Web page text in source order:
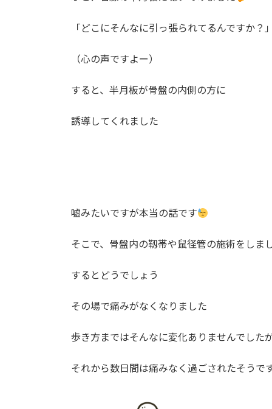
「どこにそんなに引っ張られてるんですか？
（心の声ですよー）
すると、半月板が骨盤の内側の方に
誘導してくれました
嘘みたいですが本当の話です
そこで、骨盤内の靱帯や鼠径管の施術をしま
するとどうでしょう
その場で痛みがなくなりました
歩き方まではそんなに変化ありませんでした
それから数日間は痛みなく過ごされたそうで